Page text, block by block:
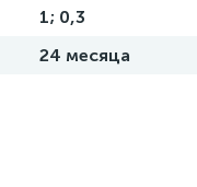
1; 0,3
24 месяца